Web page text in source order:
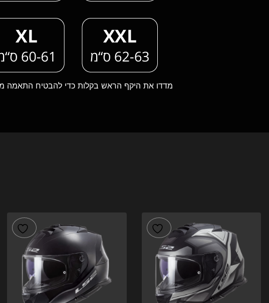
מדדו את היקף הראש בקלות כדי להבטיח התאמה